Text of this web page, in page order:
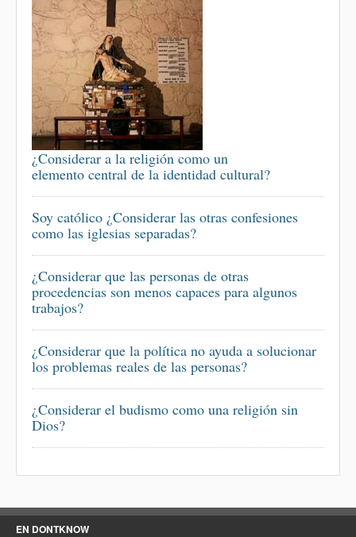
¿Considerar a la religión como un
elemento central de la identidad cultural?
Soy católico ¿Considerar las otras confesiones
como las iglesias separadas?
¿Considerar que las personas de otras
procedencias son menos capaces para algunos
trabajos?
¿Considerar que la política no ayuda a solucionar
los problemas reales de las personas?
¿Considerar el budismo como una religión sin
Dios?
EN DONTKNOW